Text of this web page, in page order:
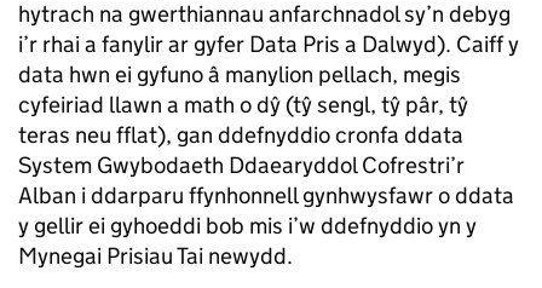
hytrach na gwerthiannau anfarchnadol sy’n debyg
i’r rhai a fanylir ar gyfer Data Pris a Dalwyd). Caiff y
data hwn ei gyfuno â manylion pellach, megis
cyfeiriad llawn a math o dŷ (tŷ sengl, tŷ pâr, tŷ
teras neu fflat), gan ddefnyddio cronfa ddata
System Gwybodaeth Ddaearyddol Cofrestri’r
Alban i ddarparu ffynhonnell gynhwysfawr o ddata
y gellir ei gyhoeddi bob mis i’w ddefnyddio yn y
Mynegai Prisiau Tai newydd.